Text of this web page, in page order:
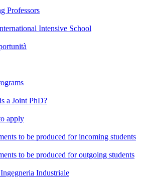
Professors
Intensive School
a Joint PhD?
apply
to be produced for incoming students
to be produced for outgoing students
Industriale